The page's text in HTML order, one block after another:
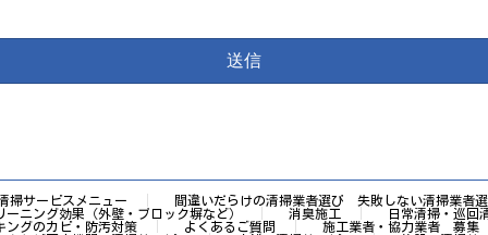
掃サービスメニュー
間違いだらけの清掃業者選び 失敗しない清掃業者
ニング効果（外壁・ブロック塀など） 消臭施工
日常清掃・巡回
ングのカビ・防汚対策 よくあるご質問
施工業者・協力業者 募集